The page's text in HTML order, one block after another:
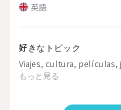
英語
好きなトピック
Viajes, cultura, películas,
もっと見る